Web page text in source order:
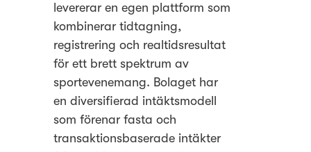
levererar en egen plattform som
kombinerar tidtagning,
registrering och realtidsresultat
för ett brett spektrum av
sportevenemang. Bolaget har
en diversifierad intäktsmodell
som förenar fasta och
transaktionsbaserade intäkter